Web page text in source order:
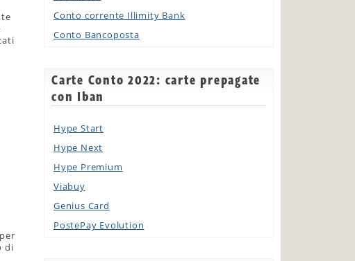
di
Conto corrente Illimity Bank
Conto Bancoposta
Carte Conto 2022: carte prepagate
con Iban
Hype Start
Hype Next
Hype Premium
Viabuy
Genius Card
PostePay Evolution